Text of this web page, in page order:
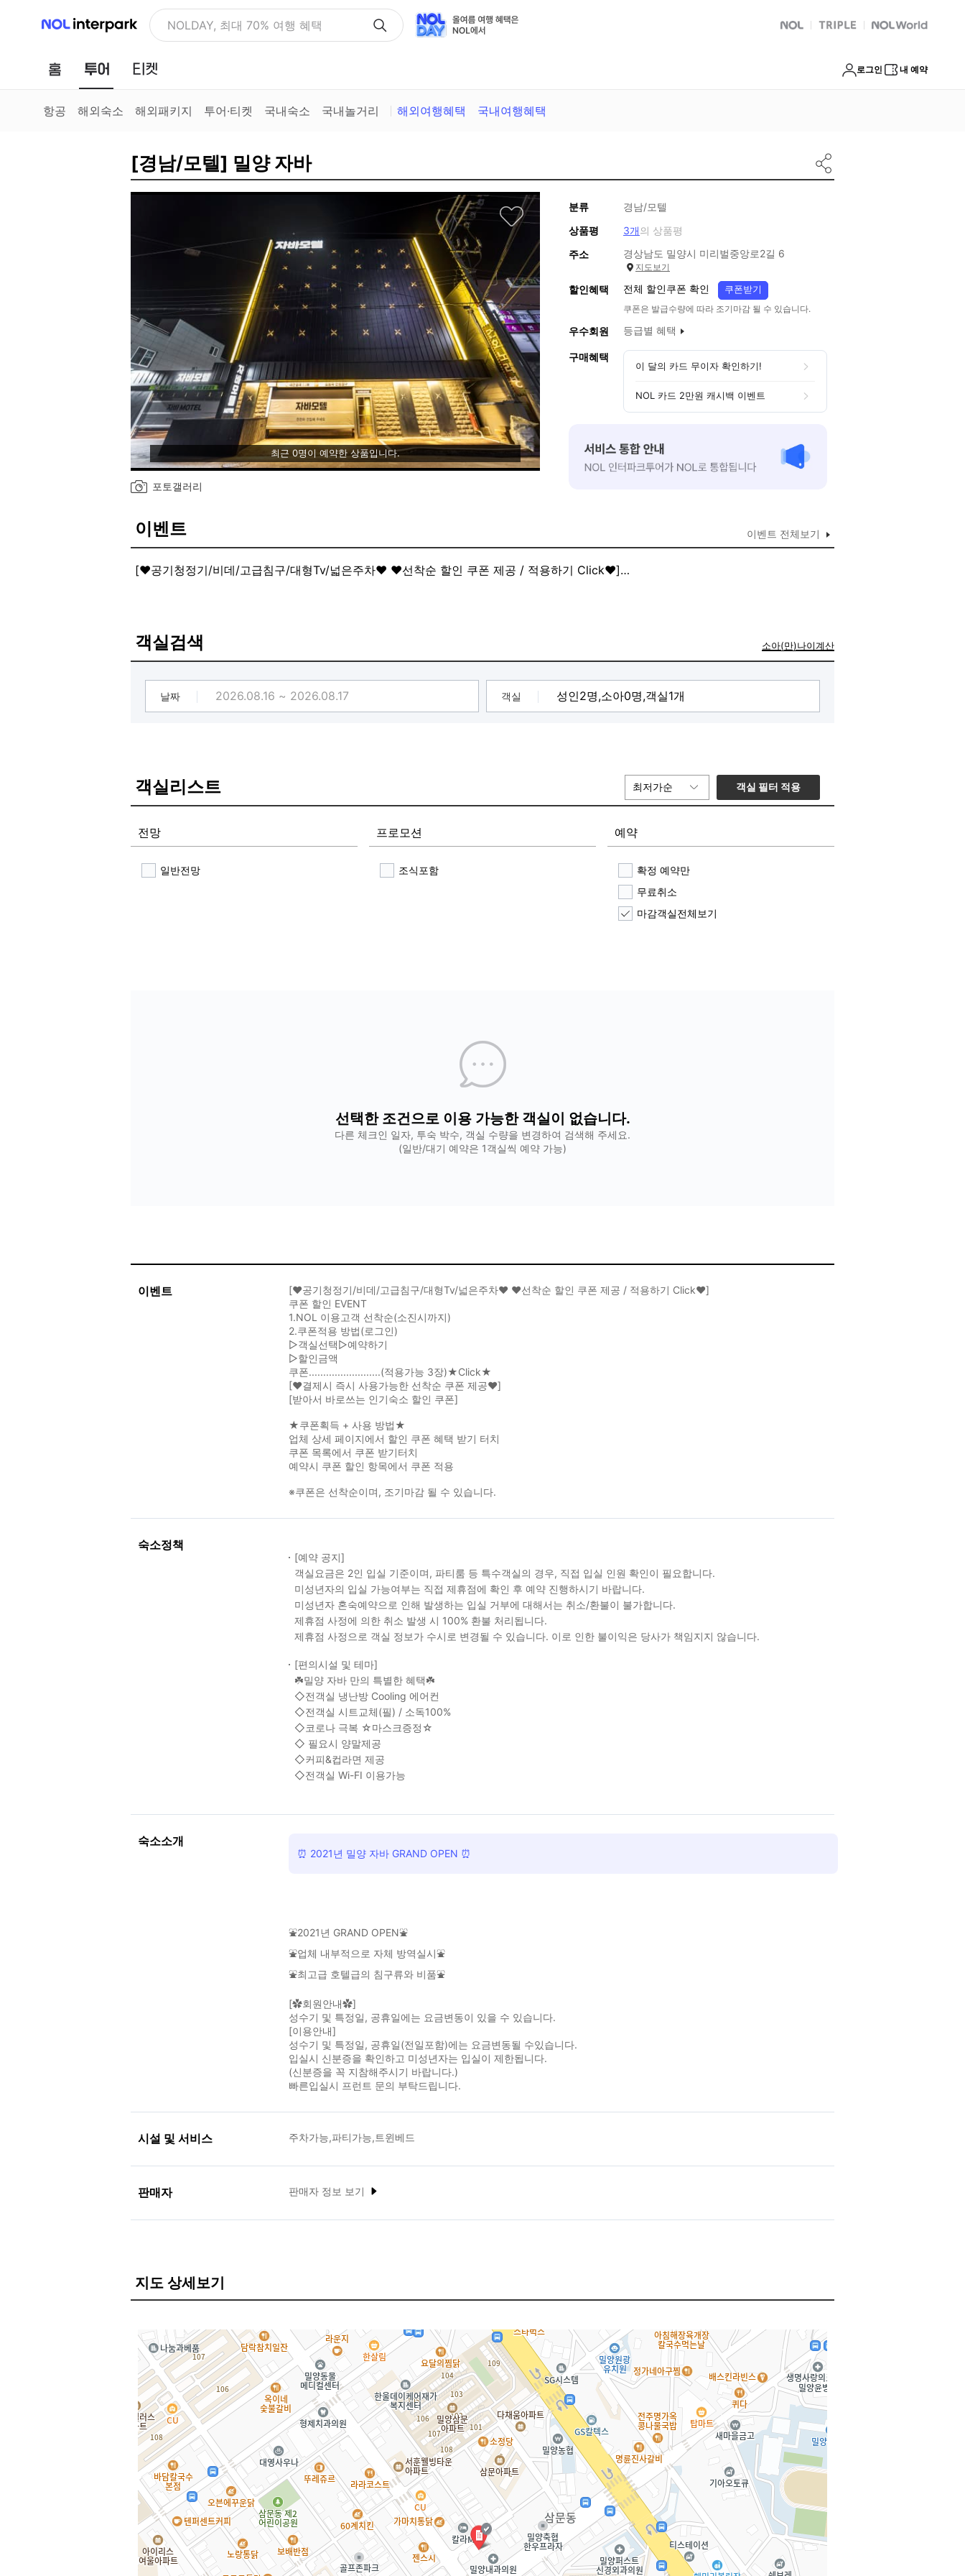
NOL 인터파크 NOLDAY, 최대 70% 여행 혜택 NOL 트리플 Global Interpark
홈 투어 로그인 내 예약
항공 해외숙소 해외패키지 투어·티켓 국내숙소 국내놀거리 해외여행혜택 국내여행혜택
[경남/모텔] 밀양 자바
최근 0명이 예약한 상품입니다.
포토갤러리
분류
경남/모텔
상품평
3개의 상품평
주소
경상남도 밀양시 미리벌중앙로2길 6
지도보기
할인혜택 전체 할인쿠폰 확인 쿠폰받기
쿠폰은 발급수량에 따라 조기마감 될 수 있습니다.
우수회원 등급별 혜택
구매혜택
이 달의 카드 무이자 확인하기!
NOL 카드 2만원 캐시백 이벤트
이벤트 이벤트 전체보기
[❤공기청정기/비데/고급침구/대형Tv/넓은주차❤ ❤선착순 할인 쿠폰 제공 / 적용하기 Click❤]
▷객실선택▷예약하기
▷할인금액
쿠폰.........................(적용가능 3장)★Click★
[❤결제시 즉시 사용가능한 선착순 쿠폰 제공❤]
[받아서 바로쓰는 인기숙소 할인 쿠폰]
※쿠폰은 선착순이며, 조기마감 될 수 있습니다.
객실검색 소아(만)나이계산
날짜 객실
객실리스트 최저가순 객실 필터 적용
전망
일반전망
프로모션
조식포함
예약
확정 예약만
무료취소
마감객실전체보기
선택한 조건으로 이용 가능한 객실이 없습니다.
다른 체크인 일자, 투숙 박수, 객실 수량을 변경하여 검색해 주세요.
(일반/대기 예약은 1객실씩 예약 가능)
이벤트
[❤공기청정기/비데/고급침구/대형Tv/넓은주차❤ ❤선착순 할인 쿠폰 제공 / 적용하기 Click❤]
쿠폰 할인 EVENT
1.NOL 이용고객 선착순(소진시까지)
2.쿠폰적용 방법(로그인)
▷객실선택▷예약하기
▷할인금액
쿠폰.........................(적용가능 3장)★Click★
[❤결제시 즉시 사용가능한 선착순 쿠폰 제공❤]
[받아서 바로쓰는 인기숙소 할인 쿠폰]
★쿠폰획득 + 사용 방법★
업체 상세 페이지에서 할인 쿠폰 혜택 받기 터치
쿠폰 목록에서 쿠폰 받기터치
예약시 쿠폰 할인 항목에서 쿠폰 적용
※쿠폰은 선착순이며, 조기마감 될 수 있습니다.
숙소정책
[예약 공지]
객실요금은 2인 입실 기준이며, 파티룸 등 특수객실의 경우, 직접 입실 인원 확인이 필요합니다.
미성년자의 입실 가능여부는 직접 제휴점에 확인 후 예약 진행하시기 바랍니다.
미성년자 혼숙예약으로 인해 발생하는 입실 거부에 대해서는 취소/환불이 불가합니다.
제휴점 사정에 의한 취소 발생 시 100% 환불 처리됩니다.
제휴점 사정으로 객실 정보가 수시로 변경될 수 있습니다. 이로 인한 불이익은 당사가 책임지지 않습니다.
[편의시설 및 테마]
☘️밀양 자바 만의 특별한 혜택☘️
◇전객실 냉난방 Cooling 에어컨
◇전객실 시트교체(필) / 소독100%
◇코로나 극복 ☆마스크증정☆
◇ 필요시 양말제공
◇커피&컵라면 제공
◇전객실 Wi-FI 이용가능
숙소소개
⏰ 2021년 밀양 자바 GRAND OPEN ⏰
⛲2021년 GRAND OPEN⛲
⛲업체 내부적으로 자체 방역실시⛲
⛲최고급 호텔급의 침구류와 비품⛲
[✿회원안내✿]
성수기 및 특정일, 공휴일에는 요금변동이 있을 수 있습니다.
[이용안내]
성수기 및 특정일, 공휴일(전일포함)에는 요금변동될 수있습니다.
입실시 신분증을 확인하고 미성년자는 입실이 제한됩니다.
(신분증을 꼭 지참해주시기 바랍니다.)
빠른입실시 프런트 문의 부탁드립니다.
시설 및 서비스 주차가능,파티가능,트윈베드
판매자 판매자 정보 보기
지도 상세보기